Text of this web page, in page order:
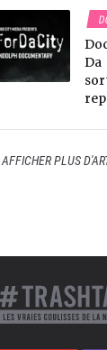
Da
sa
AFFICHER PLUS